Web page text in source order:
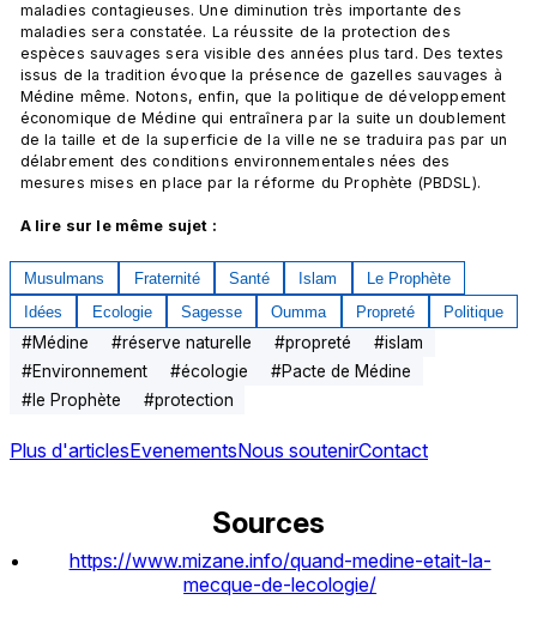
maladies contagieuses. Une diminution très importante des
maladies sera constatée. La réussite de la protection des
espèces sauvages sera visible des années plus tard. Des textes
issus de la tradition évoque la présence de gazelles sauvages à
Médine même. Notons, enfin, que la politique de développement
économique de Médine qui entraînera par la suite un doublement
de la taille et de la superficie de la ville ne se traduira pas par un
délabrement des conditions environnementales nées des
mesures mises en place par la réforme du Prophète (PBDSL).
A lire sur le même sujet :
Musulmans Fraternité Santé Islam
Le Prophète
Idées
Ecologie Sagesse Oumma Propreté Politique
#Médine #réserve naturelle #propreté #islam
#Environnement #écologie #Pacte de Médine
#le Prophète #protection
Plus d'articlesEvenementsNous soutenirContact
Sources
https://www.mizane.info/quand-medine-etait-la-
mecque-de-lecologie/